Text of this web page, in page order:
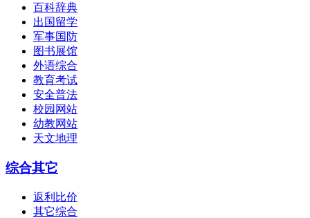
百科辞典
出国留学
军事国防
图书展馆
外语综合
教育考试
安全普法
校园网站
幼教网站
天文地理
综合其它
返利比价
其它综合